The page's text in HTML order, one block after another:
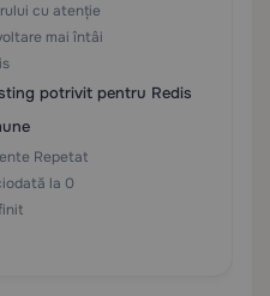
cu atenție
mai întâi
potrivit pentru Redis
Repetat
la 0